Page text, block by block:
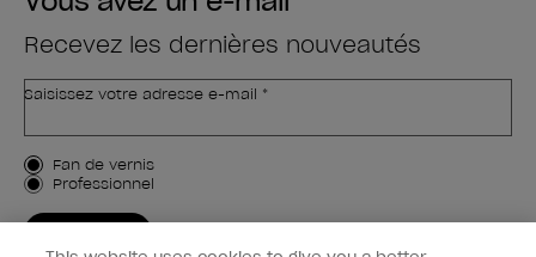
Recevez les dernières nouveautés
Saisissez votre adresse e-mail *
Type de client
Fan de vernis
Professionnel